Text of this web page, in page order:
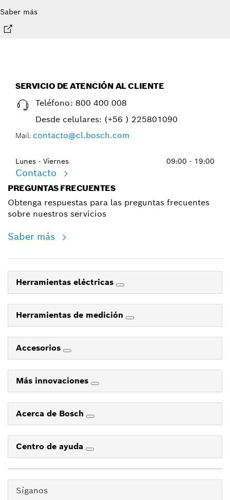
Saber más
SERVICIO DE ATENCIÓN AL CLIENTE
Teléfono: 800 400 008
Desde celulares: (+56 ) 225801090
Mail: contacto@cl.bosch.com
Lunes - Viernes 09:00 - 19:00
Contacto
PREGUNTAS FRECUENTES
Obtenga respuestas para las preguntas frecuentes
sobre nuestros servicios
Saber más
Herramientas eléctricas
Herramientas de medición
Accesorios
Más innovaciones
Acerca de Bosch
Centro de ayuda
Síganos